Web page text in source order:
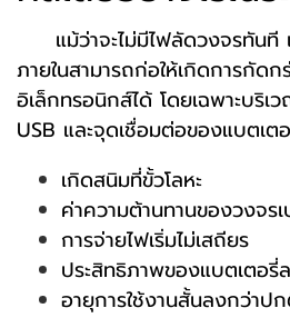
แม้ว่าจะไม่มีไฟลัดวงจรทันที
ภายในสามารถก่อให้เกิดการกัด
อิเล็กทรอนิกส์ได้ โดยเฉพาะบริ
USB และจุดเชื่อมต่อของแบตเต
เกิดสนิมที่ขั้วโลหะ
ค่าความต้านทานของวงจร
การจ่ายไฟเริ่มไม่เสถียร
ประสิทธิภาพของแบตเตอรี่
อายุการใช้งานสั้นลงกว่าป